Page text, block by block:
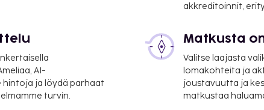
eivät
akkreditoinnit,
AI-
ja löydä parhaat
turvin.
Matkusta
Valitse laajasta
lomakohteita ja
joustavuutta ja
matkustaa